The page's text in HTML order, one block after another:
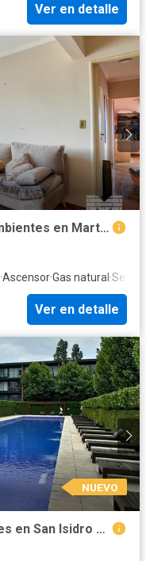
Ver en detalle
Departamento en Venta de 4 Ambientes en Martinez con Balcón y Cochera
·Ascensor·Gas natural ·
Ver en detalle
NUEVO
Venta Departamento 3 ambientes en San Isidro con cochera